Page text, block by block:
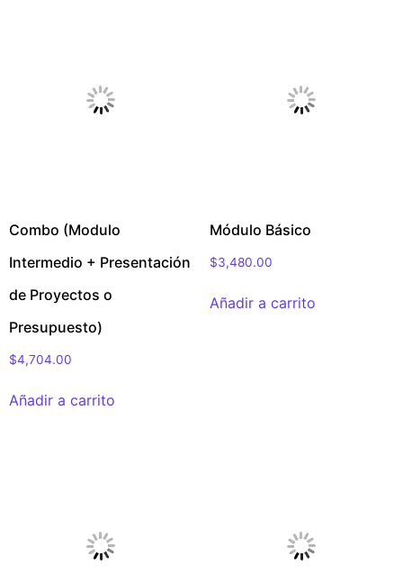
Combo (Modulo
Intermedio + Presentación
de Proyectos o
Presupuesto)
$4,704.00
Añadir a carrito
Módulo Básico
$3,480.00
Añadir a carrito